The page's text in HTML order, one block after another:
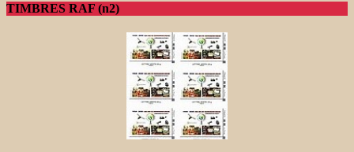
TIMBRES RAF (n2)